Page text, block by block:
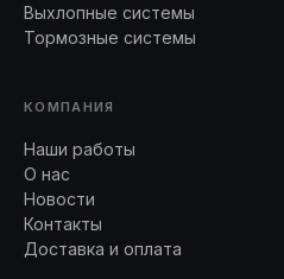
Выхлопные системы
Тормозные системы
КОМПАНИЯ
Наши работы
О нас
Новости
Контакты
Доставка и оплата